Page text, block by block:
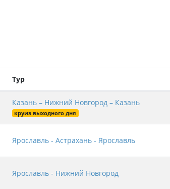
Тур
Казань – Нижний Новгород – Казань
круиз выходного дня
Ярославль - Астрахань - Ярославль
Ярославль - Нижний Новгород